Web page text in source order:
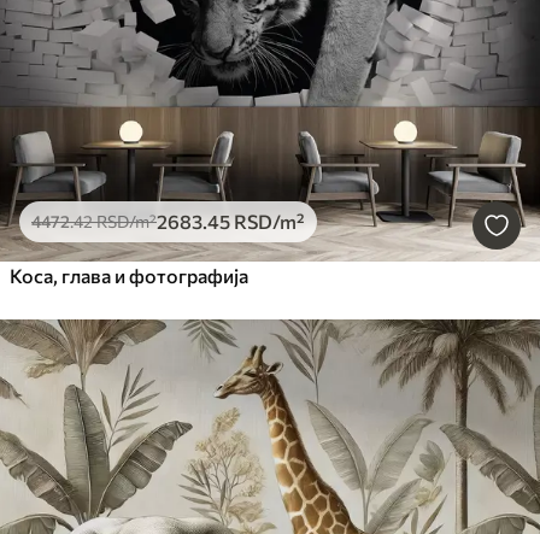
4472.42RSD/m²2683.45RSD/m²
Коса, глава и фотографија